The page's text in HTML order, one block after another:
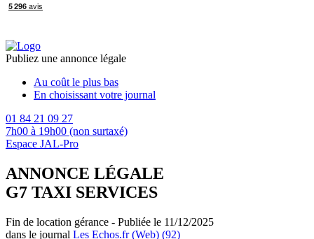
Publiez une annonce légale
Au coût le plus bas
En choisissant votre journal
01 84 21 09 27
7h00 à 19h00 (non surtaxé)
Espace JAL-Pro
ANNONCE LÉGALE
G7 TAXI SERVICES
Fin de location gérance - Publiée le 11/12/2025
dans le journal Les Echos.fr (Web) (92)